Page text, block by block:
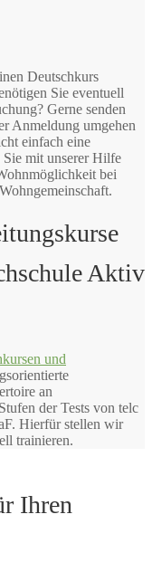
Deutschkurs
Sie eventuell
Gerne senden
Anmeldung umgehen
einfach eine
mit unserer Hilfe
bei
Aktiv
und
an
der Tests von telc
Hierfür stellen wir
trainieren.
Ihren